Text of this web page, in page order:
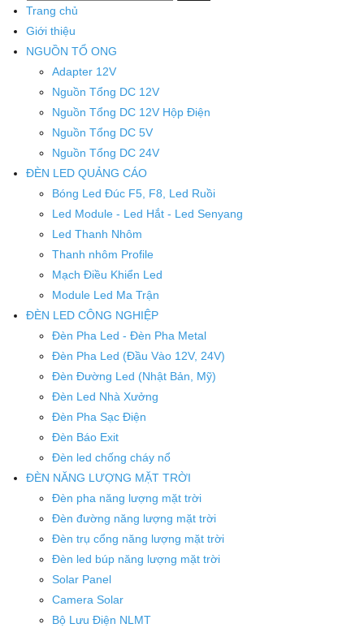
Trang chủ
Giới thiệu
NGUỒN TỔ ONG
Adapter 12V
Nguồn Tổng DC 12V
Nguồn Tổng DC 12V Hộp Điện
Nguồn Tổng DC 5V
Nguồn Tổng DC 24V
ĐÈN LED QUẢNG CÁO
Bóng Led Đúc F5, F8, Led Ruồi
Led Module - Led Hắt - Led Senyang
Led Thanh Nhôm
Thanh nhôm Profile
Mạch Điều Khiển Led
Module Led Ma Trận
ĐÈN LED CÔNG NGHIỆP
Đèn Pha Led - Đèn Pha Metal
Đèn Pha Led (Đầu Vào 12V, 24V)
Đèn Đường Led (Nhật Bản, Mỹ)
Đèn Led Nhà Xưởng
Đèn Pha Sạc Điện
Đèn Báo Exit
Đèn led chống cháy nổ
ĐÈN NĂNG LƯỢNG MẶT TRỜI
Đèn pha năng lượng mặt trời
Đèn đường năng lượng mặt trời
Đèn trụ cổng năng lượng mặt trời
Đèn led búp năng lượng mặt trời
Solar Panel
Camera Solar
Bộ Lưu Điện NLMT